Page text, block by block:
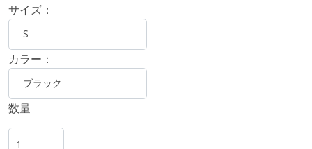
サイズ：
カラー：
数量